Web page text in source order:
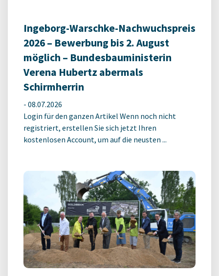
Ingeborg-Warschke-Nachwuchspreis
2026 – Bewerbung bis 2. August
möglich – Bundesbauministerin
Verena Hubertz abermals
Schirmherrin
- 08.07.2026
Login für den ganzen Artikel Wenn noch nicht
registriert, erstellen Sie sich jetzt Ihren
kostenlosen Account, um auf die neusten ...